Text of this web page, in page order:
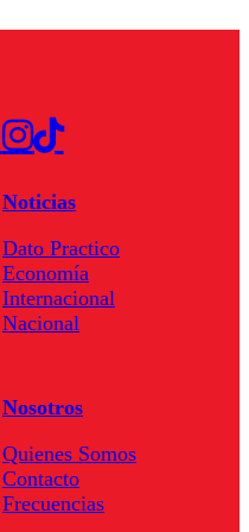
Noticias
Dato Practico
Economía
Internacional
Nacional
Nosotros
Quienes Somos
Contacto
Frecuencias